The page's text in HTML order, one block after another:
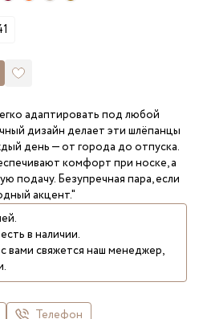
адаптировать под любой
дизайн делает эти шлёпанцы
день — от города до отпуска.
комфорт при носке, а
подачу. Безупречная пара, если
акцент."
в наличии.
вами свяжется наш менеджер,
Телефон